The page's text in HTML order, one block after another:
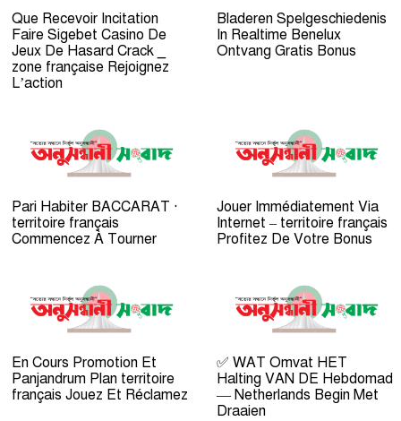
Que Recevoir Incitation
Faire Sigebet Casino De
Jeux De Hasard Crack _
zone française Rejoignez
L’action
Bladeren Spelgeschiedenis
In Realtime Benelux
Ontvang Gratis Bonus
Pari Habiter BACCARAT ·
territoire français
Commencez À Tourner
Jouer Immédiatement Via
Internet – territoire français
Profitez De Votre Bonus
En Cours Promotion Et
Panjandrum Plan territoire
français Jouez Et Réclamez
✅ WAT Omvat HET
Halting VAN DE Hebdomad
— Netherlands Begin Met
Draaien